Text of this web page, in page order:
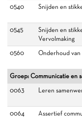
0540
Snijden en
0545
Snijden en
Vervolmaking
0560
Onderhoud
Groep: Communicatie en
0063
Leren
0064
Assertief